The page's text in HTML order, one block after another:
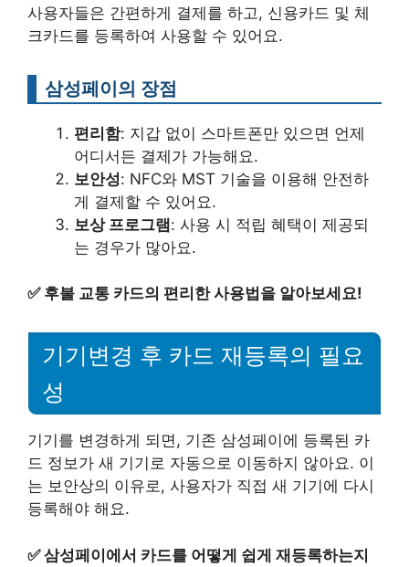
사용자들은 간편하게 결제를 하고, 신용카드 및 체
크카드를 등록하여 사용할 수 있어요.
삼성페이의 장점
편리함: 지갑 없이 스마트폰만 있으면 언제
어디서든 결제가 가능해요.
보안성: NFC와 MST 기술을 이용해 안전하
게 결제할 수 있어요.
보상 프로그램: 사용 시 적립 혜택이 제공되
는 경우가 많아요.
✅ 후불 교통 카드의 편리한 사용법을 알아보세요!
기기변경 후 카드 재등록의 필요
성
기기를 변경하게 되면, 기존 삼성페이에 등록된 카
드 정보가 새 기기로 자동으로 이동하지 않아요. 이
는 보안상의 이유로, 사용자가 직접 새 기기에 다시
등록해야 해요.
✅삼성페이에서 카드를 어떻게 쉽게 재등록하는지